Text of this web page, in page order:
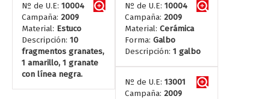
Nº de U.E: 10004
Campaña: 2009
Material: Estuco
Descripción: 10
fragmentos granates,
1 amarillo, 1 granate
con línea negra.
Nº de U.E: 10004
Campaña: 2009
Material: Cerámica
Forma: Galbo
Descripción: 1 galbo
Nº de U.E: 13001
Campaña: 2009